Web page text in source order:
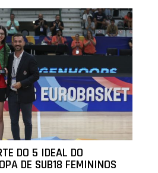
DO 5 IDEAL DO
DE SUB18 FEMININOS